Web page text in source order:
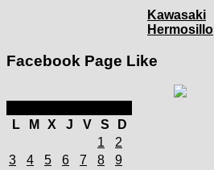
Kawasaki
Hermosillo
Facebook Page Like
L
M X J V S
D
1
2
3
4 5 6 7 8
9